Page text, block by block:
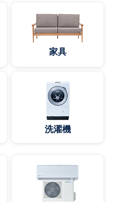
家具
洗濯機